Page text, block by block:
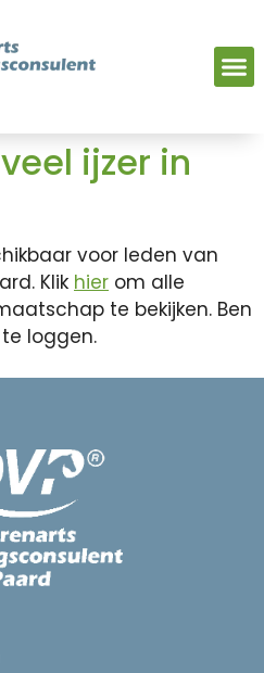
ijzer in
voor leden van
Klik hier om alle
te bekijken. Ben
loggen.